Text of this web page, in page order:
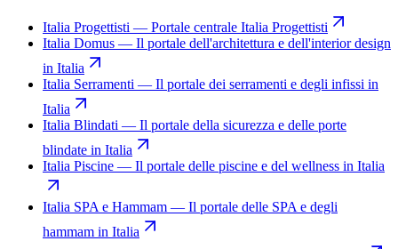
Italia Progettisti — Portale centrale Italia Progettisti
Italia Domus — Il portale dell'architettura e dell'interior design
in Italia
Italia Serramenti — Il portale dei serramenti e degli infissi in
Italia
Italia Blindati — Il portale della sicurezza e delle porte
blindate in Italia
Italia Piscine — Il portale delle piscine e del wellness in Italia
Italia SPA e Hammam — Il portale delle SPA e degli
hammam in Italia